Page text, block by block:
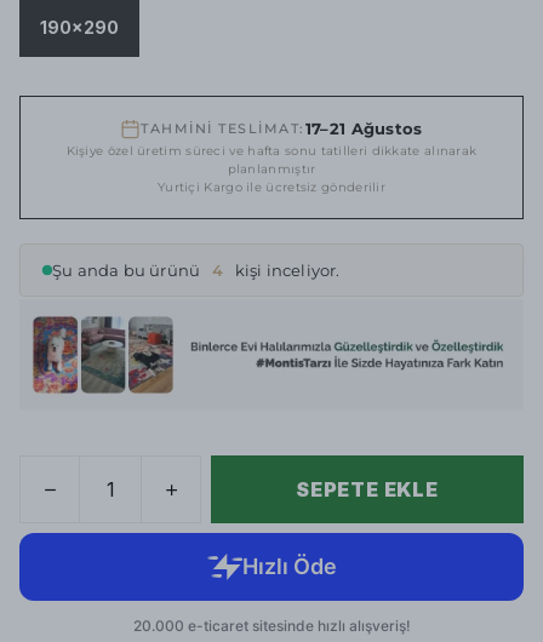
190x290
TAHMİNİ TESLİMAT: 17–21 Ağustos
Kişiye özel üretim süreci ve hafta sonu tatilleri dikkate alınarak
planlanmıştır
Yurtiçi Kargo ile ücretsiz gönderilir
Şu anda bu ürünü 4 kişi inceliyor.
SEPETE EKLE